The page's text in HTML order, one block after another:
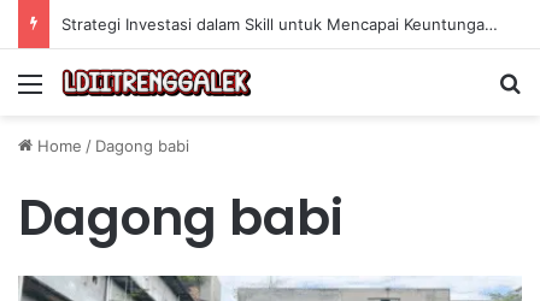
Strategi Investasi dalam Skill untuk Mencapai Keuntungan Jangka Panjang yang Berkelanjutan
Menu
Home / Dagong babi
Dagong babi